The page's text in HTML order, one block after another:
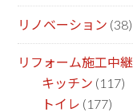
リノベーション (38)
リフォーム施工中継
キッチン (117)
トイレ (177)